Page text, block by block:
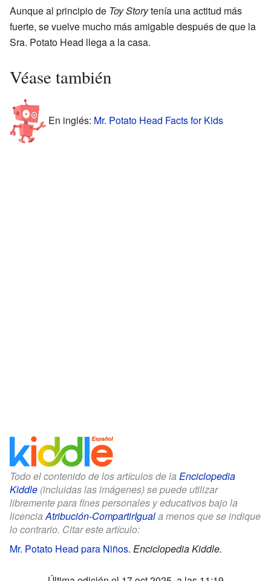
Aunque al principio de Toy Storytenía una actitud más
fuerte, se vuelve mucho más amigable después de que la
Sra. Potato Head llega a la casa.
Véase también
En inglés: Mr. Potato Head Facts for Kids
Todo el contenido de los artículos de la Enciclopedia
Kiddle (incluidas las imágenes) se puede utilizar
libremente para fines personales y educativos bajo la
licenciaAtribución-CompartirIguala menos que se indique
lo contrario. Citar este artículo:
Mr. Potato Head para Niños. Enciclopedia Kiddle.